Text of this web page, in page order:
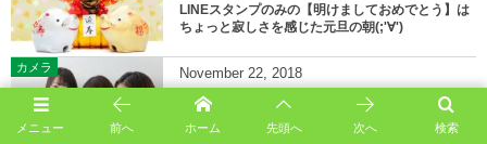
LINEスタンプのみの【明けましておめでとう】は
ちょっと寂しさを感じた元旦の朝(;'∀')
カメラ November 22 2018
LINE カメラアプリで写真の反転の仕方で修正し
てSNSにアップ
メニュー 検索
前へ ホーム 先頭へ 次へ